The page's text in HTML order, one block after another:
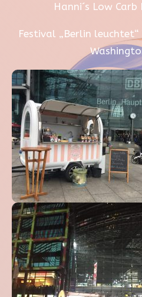
Hanni´s Low
Festival „Berlin